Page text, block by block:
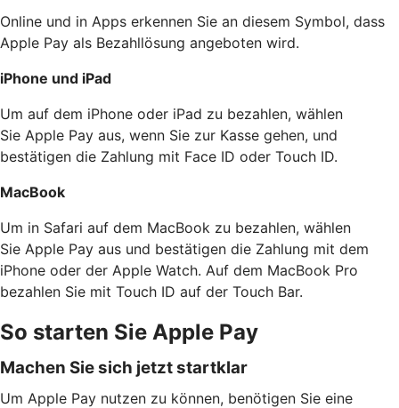
Online und in Apps erkennen Sie an diesem Symbol, dass
Apple Pay als Bezahllösung angeboten wird.
iPhone und iPad
Um auf dem iPhone oder iPad zu bezahlen, wählen
Sie Apple Pay aus, wenn Sie zur Kasse gehen, und
bestätigen die Zahlung mit Face ID oder Touch ID.
MacBook
Um in Safari auf dem MacBook zu bezahlen, wählen
Sie Apple Pay aus und bestätigen die Zahlung mit dem
iPhone oder der Apple Watch. Auf dem MacBook Pro
bezahlen Sie mit Touch ID auf der Touch Bar.
So starten Sie Apple Pay
Machen Sie sich jetzt startklar
Um Apple Pay nutzen zu können, benötigen Sie eine